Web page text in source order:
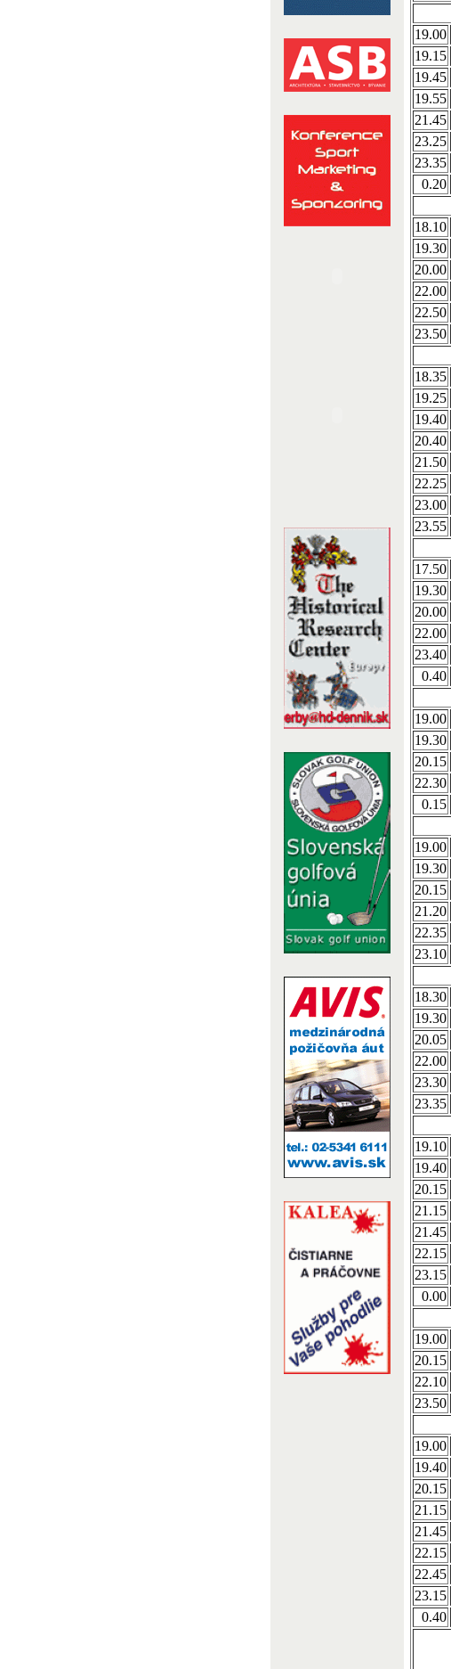
19.00
19.15
19.45
19.55
21.45
23.25
23.35
0.20
18.10
19.30
20.00
22.00
22.50
23.50
18.35
19.25
19.40
20.40
21.50
22.25
23.00
23.55
17.50
19.30
20.00
22.00
23.40
0.40
19.00
19.30
20.15
22.30
0.15
19.00
19.30
20.15
21.20
22.35
23.10
18.30
19.30
20.05
22.00
23.30
23.35
19.10
19.40
20.15
21.15
21.45
22.15
23.15
0.00
19.00
20.15
22.10
23.50
19.00
19.40
20.15
21.15
21.45
22.15
22.45
23.15
0.40